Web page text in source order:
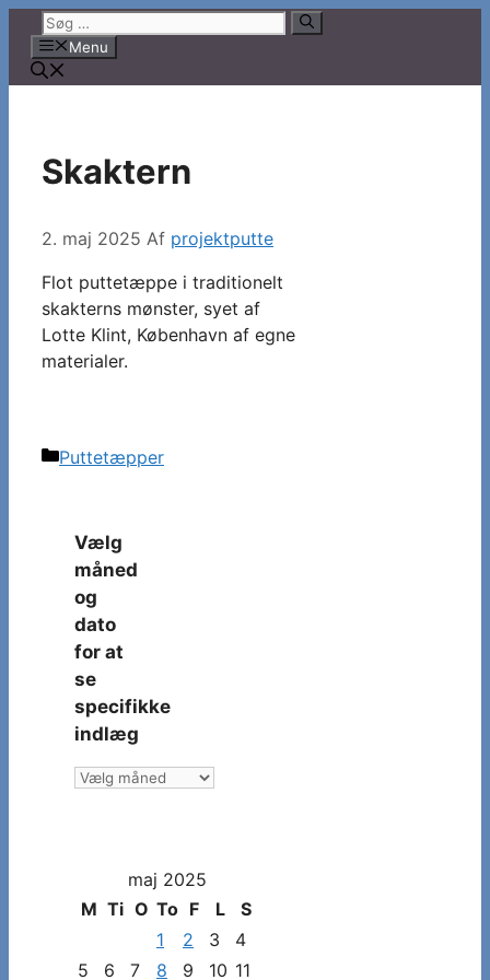
indhold
Søg
efter:Menu
Skaktern
2. maj 2025 Af projektputte
Flot puttetæppe i traditionelt
skakterns mønster, syet af
Lotte Klint, København af egne
materialer.
Kategorier
Puttetæpper
Vælg
måned
og
dato
for at
se
specifikke
indlæg
Vælg
at
specifikke
maj 2025
M Ti O To F L
S
1
2 3
4
5
6 7 8 9 10 11